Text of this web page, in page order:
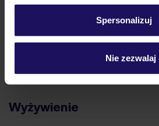
Spersonalizuj
Nie zezwalaj
Wyżywienie